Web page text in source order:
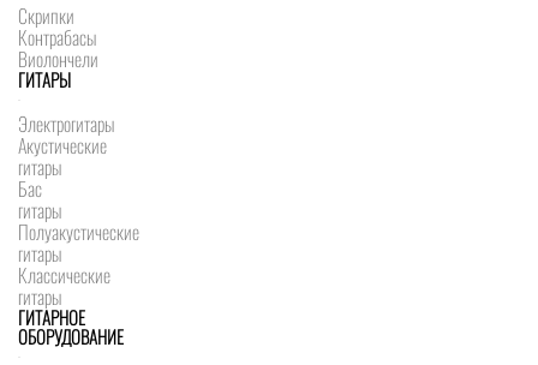
Скрипки
Контрабасы
Виолончели
ГИТАРЫ
Электрогитары
Акустические
гитары
Бас
гитары
Полуакустические
гитары
Классические
гитары
ГИТАРНОЕ
ОБОРУДОВАНИЕ